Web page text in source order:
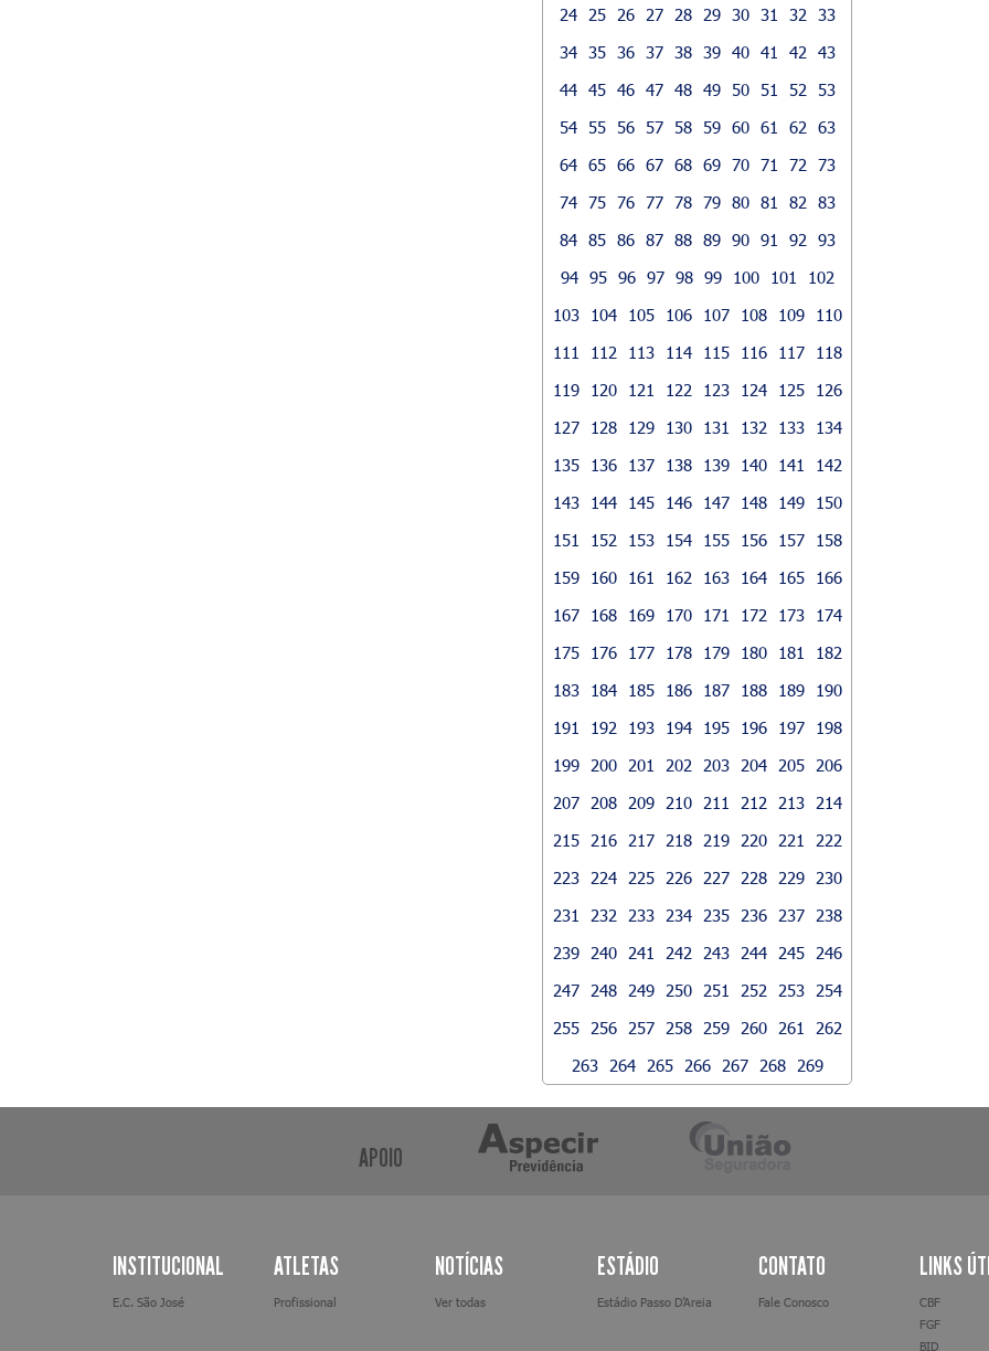
24
25 26 27 28 29 30 31 32
33
34 35 36 37 38 39 40 41 42
43
44 45 46 47 48 49 50 51 52
53
54 55 56 57 58 59 60 61 62
63
64 65 66 67 68 69 70 71 72
73
74 75 76 77 78 79 80 81 82
83
84 85 86 87 88 89 90 91 92
93
94 95 96 97 98 99 100 101
102
103
104 105 106 107 108 109
110
111
112 113 114 115 116 117
118
119
120 121 122 123 124 125
126
127
128 129 130 131 132 133
134
135
136 137 138 139 140 141
142
143
144 145 146 147 148 149
150
151
152 153 154 155 156 157
158
159
160 161 162 163 164 165
166
167
168 169 170 171 172 173
174
175
176 177 178 179 180 181
182
183
184 185 186 187 188 189
190
191
192 193 194 195 196 197
198
199
200 201 202 203 204 205
206
207
208 209 210 211 212 213
214
215
216 217 218 219 220 221
222
223
224 225 226 227 228 229
230
231
232 233 234 235 236 237
238
239
240 241 242 243 244 245
246
247
248 249 250 251 252 253
254
255
256 257 258 259 260 261
262
263
264 265 266 267 268 269
APOIO
INSTITUCIONAL
E.C. São José
ATLETAS
Profissional
NOTÍCIAS
Ver todas
ESTÁDIO
Estádio Passo D’Areia
CONTATO
Fale Conosco
LINKS
CBF
FGF
BID